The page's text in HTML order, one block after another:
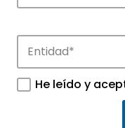
Noticias
Conoce las
APTE y sus
He leído y